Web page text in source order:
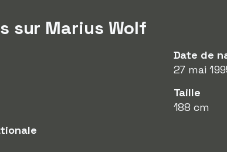
sur Marius Wolf
Date de
27 mai
Taille
188 cm